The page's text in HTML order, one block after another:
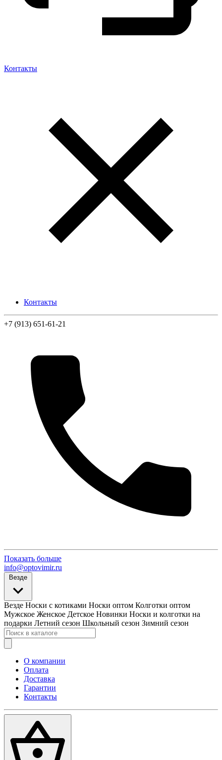
Контакты
Контакты
+7 (913) 651-61-21
Показать больше
info@optovimir.ru
Везде
Везде Носки с котиками Носки оптом Колготки оптом
Мужское Женское Детское Новинки Носки и колготки на
подарки Летний сезон Школьный сезон Зимний сезон
О компании
Оплата
Доставка
Гарантии
Контакты